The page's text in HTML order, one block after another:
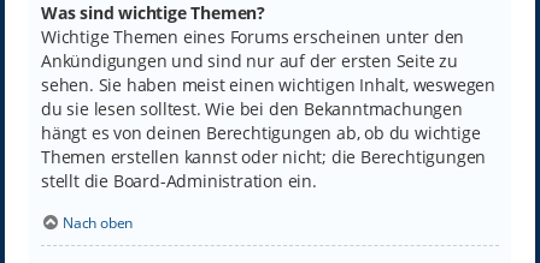
Was sind wichtige Themen?
Wichtige Themen eines Forums erscheinen unter den
Ankündigungen und sind nur auf der ersten Seite zu
sehen. Sie haben meist einen wichtigen Inhalt, weswegen
du sie lesen solltest. Wie bei den Bekanntmachungen
hängt es von deinen Berechtigungen ab, ob du wichtige
Themen erstellen kannst oder nicht; die Berechtigungen
stellt die Board-Administration ein.
Nach oben